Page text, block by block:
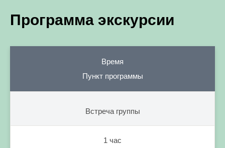
Программа экскурсии
Время
Пункт программы
Встреча группы
1 час